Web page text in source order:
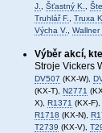
J.
Šťastný K.
Truhlář F.
Truxa K.
Výcha V.
Wallner
Výběr akcí,
Stroje Vickers
DV507 (KX-W),
(KX-T), N2771
X), R1371 (KX-F),
R1718 (KX-N),
T2739 (KX-V),